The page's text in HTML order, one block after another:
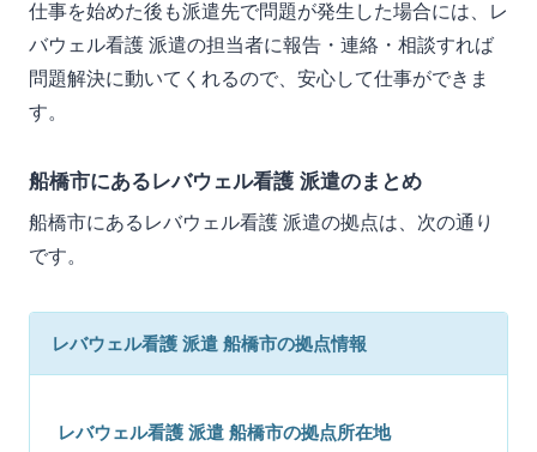
仕事を始めた後も派遣先で問題が発生した場合には、レ
バウェル看護 派遣の担当者に報告・連絡・相談すれば
問題解決に動いてくれるので、安心して仕事ができま
す。
船橋市にあるレバウェル看護 派遣のまとめ
船橋市にあるレバウェル看護 派遣の拠点は、次の通り
です。
レバウェル看護 派遣 船橋市の拠点情報
レバウェル看護 派遣 船橋市の拠点所在地